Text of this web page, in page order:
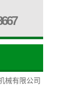
械有限公司